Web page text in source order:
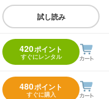
試し読み
420ポイント
すぐにレンタル
480ポイント
すぐに購入